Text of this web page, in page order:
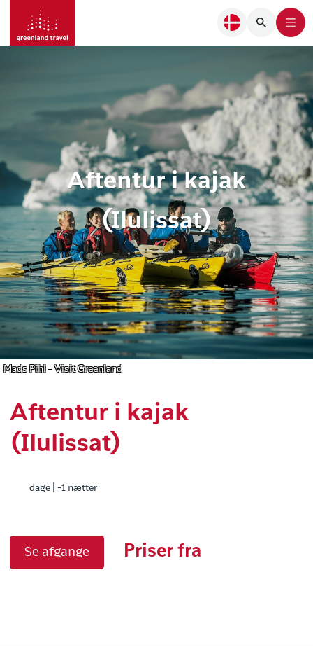
Aftentur i kajak
(Ilulissat)
Mads Pihl - Visit Greenland
Aftentur i kajak
(Ilulissat)
dage | -1 nætter
Se afgange Priser fra